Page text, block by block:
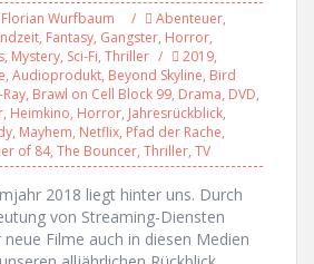
Florian Wurfbaum Abenteuer,
, Fantasy, Gangster, Horror,
, Mystery, Sci-Fi, Thriller 2019,
, Audioprodukt, Beyond Skyline, Bird
, Brawl on Cell Block 99, Drama, DVD,
, Heimkino, Horror, Jahresrückblick,
, Mayhem, Netflix, Pfad der Rache,
of 84, The Bouncer, Thriller, TV
2018 liegt hinter uns. Durch
von Streaming-Diensten
Filme auch in diesen Medien